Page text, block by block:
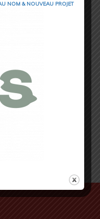
NOM & NOUVEAU PROJET